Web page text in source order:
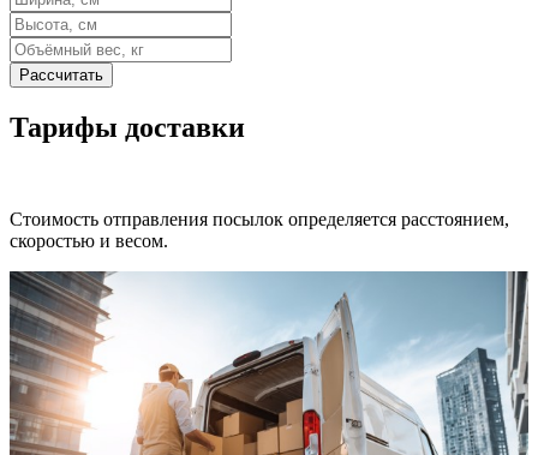
Тарифы доставки
Стоимость отправления посылок определяется расстоянием,
скоростью и весом.